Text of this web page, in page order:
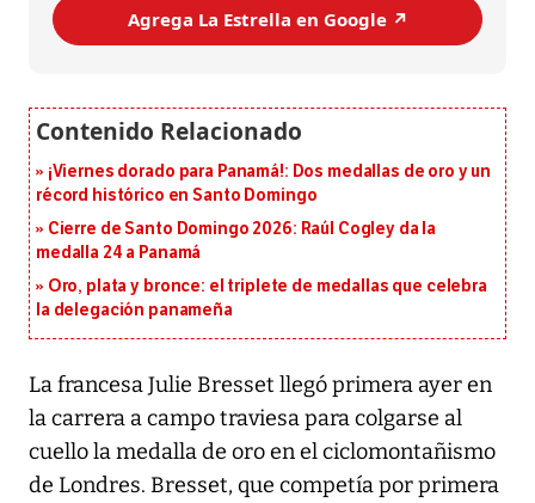
Agrega La Estrella en Google ↗️
¡Viernes dorado para Panamá!: Dos medallas de oro y un
récord histórico en Santo Domingo
Cierre de Santo Domingo 2026: Raúl Cogley da la
medalla 24 a Panamá
Oro, plata y bronce: el triplete de medallas que celebra
la delegación panameña
La francesa Julie Bresset llegó primera ayer en
la carrera a campo traviesa para colgarse al
cuello la medalla de oro en el ciclomontañismo
de Londres. Bresset, que competía por primera